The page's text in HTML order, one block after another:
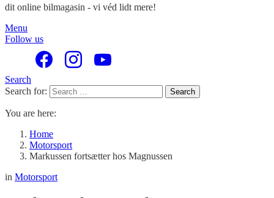
dit online bilmagasin - vi véd lidt mere!
Menu
Follow us
Search
Search for:
Search
You are here:
Home
Motorsport
Markussen fortsætter hos Magnussen
in Motorsport